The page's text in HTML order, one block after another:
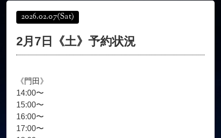
オンラインショップ
育毛コース よくある質問
お客様の声
ご予約＋お問い合わせ
2026.02.07(Sat)
2月7日《土》予約状況
《門田》
14:00〜
15:00〜
16:00〜
17:00〜